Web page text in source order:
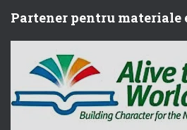
Partener pentru materiale